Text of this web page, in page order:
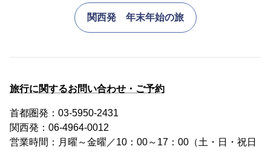
関西発 年末年始の旅
旅行に関するお問い合わせ・ご予約
首都圏発：03-5950-2431
関西発：06-4964-0012
営業時間：月曜～金曜／10：00～17：00（土・日・祝日